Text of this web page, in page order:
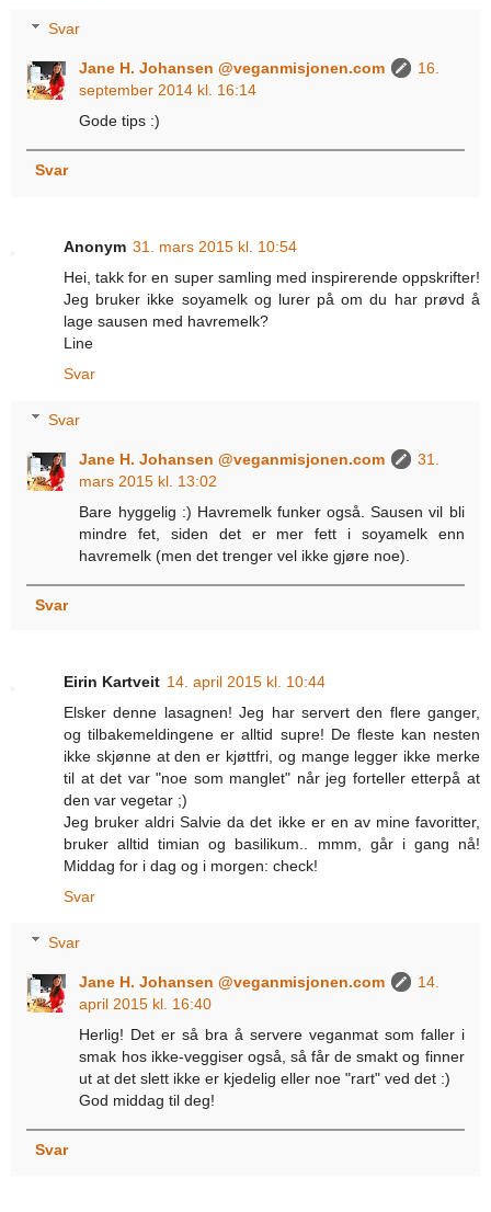
Svar
Jane H. Johansen @veganmisjonen.com
16.
september 2014 kl. 16:14
Gode tips :)
Svar
Anonym 31. mars 2015 kl. 10:54
Hei, takk for en super samling med inspirerende oppskrifter!
Jeg bruker ikke soyamelk og lurer på om du har prøvd å
lage sausen med havremelk?
Line
Svar
Svar
Jane H. Johansen @veganmisjonen.com
31.
mars 2015 kl. 13:02
Bare hyggelig :) Havremelk funker også. Sausen vil bli
mindre fet, siden det er mer fett i soyamelk enn
havremelk (men det trenger vel ikke gjøre noe).
Svar
Eirin Kartveit 14. april 2015 kl. 10:44
Elsker denne lasagnen! Jeg har servert den flere ganger,
og tilbakemeldingene er alltid supre! De fleste kan nesten
ikke skjønne at den er kjøttfri, og mange legger ikke merke
til at det var "noe som manglet" når jeg forteller etterpå at
den var vegetar ;)
Jeg bruker aldri Salvie da det ikke er en av mine favoritter,
bruker alltid timian og basilikum.. mmm, går i gang nå!
Middag for i dag og i morgen: check!
Svar
Svar
Jane H. Johansen @veganmisjonen.com
14.
april 2015 kl. 16:40
Herlig! Det er så bra å servere veganmat som faller i
smak hos ikke-veggiser også, så får de smakt og finner
ut at det slett ikke er kjedelig eller noe "rart" ved det :)
God middag til deg!
Svar